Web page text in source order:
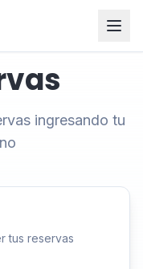
ingresando tu
tus reservas